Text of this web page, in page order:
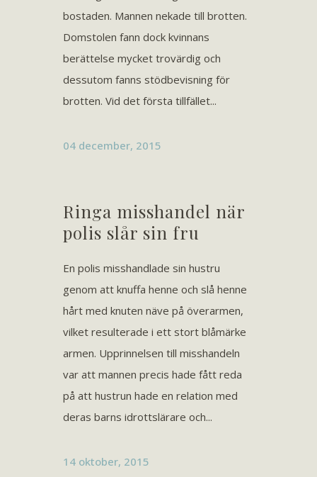
bostaden. Mannen nekade till brotten.
Domstolen fann dock kvinnans
berättelse mycket trovärdig och
dessutom fanns stödbevisning för
brotten. Vid det första tillfället...
04 december, 2015
Ringa misshandel när
polis slår sin fru
En polis misshandlade sin hustru
genom att knuffa henne och slå henne
hårt med knuten näve på överarmen,
vilket resulterade i ett stort blåmärke
armen. Upprinnelsen till misshandeln
var att mannen precis hade fått reda
på att hustrun hade en relation med
deras barns idrottslärare och...
14 oktober, 2015